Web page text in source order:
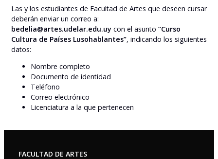
Las y los estudiantes de Facultad de Artes que deseen cursar
deberán enviar un correo a:
bedelia@artes.udelar.edu.uy con el asunto “Curso
Cultura de Países Lusohablantes”, indicando los siguientes
datos:
Nombre completo
Documento de identidad
Teléfono
Correo electrónico
Licenciatura a la que pertenecen
FACULTAD DE ARTES